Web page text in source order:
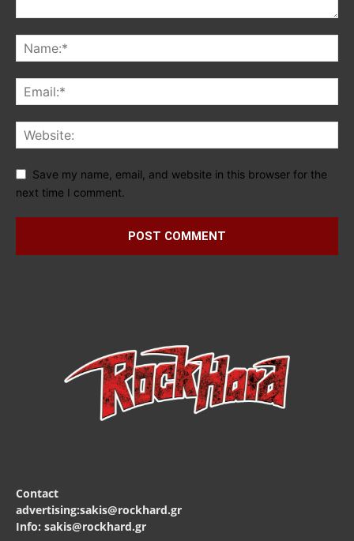
Save my name, email, and website in this browser for the
next time I comment.
Contact
advertising:sakis@rockhard.gr
Info: sakis@rockhard.gr